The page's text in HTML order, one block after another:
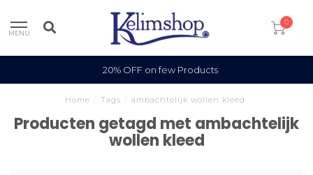
MENU
0
20% OFF on few Products
Home Tags ambachtelijk wollen kleed
Producten getagd met ambachtelijk
wollen kleed